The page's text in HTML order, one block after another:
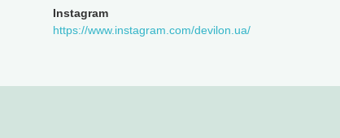
Instagram
https://www.instagram.com/devilon.ua/